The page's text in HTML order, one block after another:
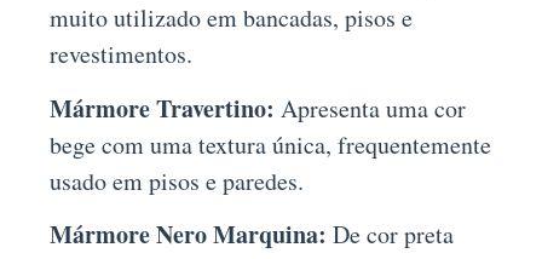
muito utilizado em bancadas, pisos e
revestimentos.
Mármore Travertino: Apresenta uma cor
bege com uma textura única, frequentemente
usado em pisos e paredes.
Mármore Nero Marquina: De cor preta